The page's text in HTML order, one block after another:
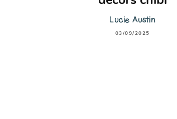
Lucie Austin
03/09/2025